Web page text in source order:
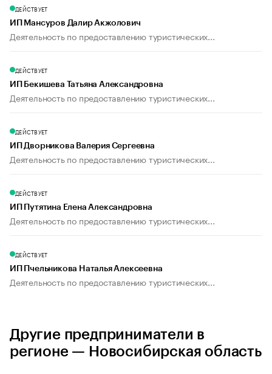
ДЕЙСТВУЕТ
ИП Мансуров Далир Акжолович
Деятельность по предоставлению туристических...
ДЕЙСТВУЕТ
ИП Бекишева Татьяна Александровна
Деятельность по предоставлению туристических...
ДЕЙСТВУЕТ
ИП Дворникова Валерия Сергеевна
Деятельность по предоставлению туристических...
ДЕЙСТВУЕТ
ИП Путятина Елена Александровна
Деятельность по предоставлению туристических...
ДЕЙСТВУЕТ
ИП Пчельникова Наталья Алексеевна
Деятельность по предоставлению туристических...
Другие предприниматели в
регионе — Новосибирская область